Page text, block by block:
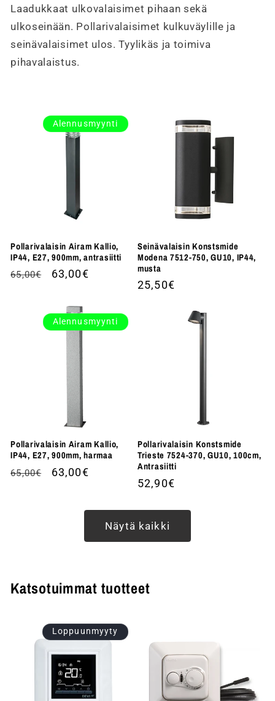
Laadukkaat ulkovalaisimet pihaan sekä
ulkoseinään. Pollarivalaisimet kulkuväylille ja
seinävalaisimet ulos. Tyylikäs ja toimiva
pihavalaistus.
Alennusmyynti
Pollarivalaisin Airam Kallio,
IP44, E27, 900mm, antrasiitti
Normaalihinta
65,00€ Alennushinta
63,00€
Seinävalaisin Konstsmide
Modena 7512-750, GU10, IP44,
musta
Normaalihinta
25,50€
Alennusmyynti
Pollarivalaisin Airam Kallio,
IP44, E27, 900mm, harmaa
Normaalihinta
65,00€ Alennushinta
63,00€
Pollarivalaisin Konstsmide
Trieste 7524-370, GU10, 100cm,
Antrasiitti
Normaalihinta
52,90€
Näytä kaikki
Katsotuimmat tuotteet
Loppuunmyyty